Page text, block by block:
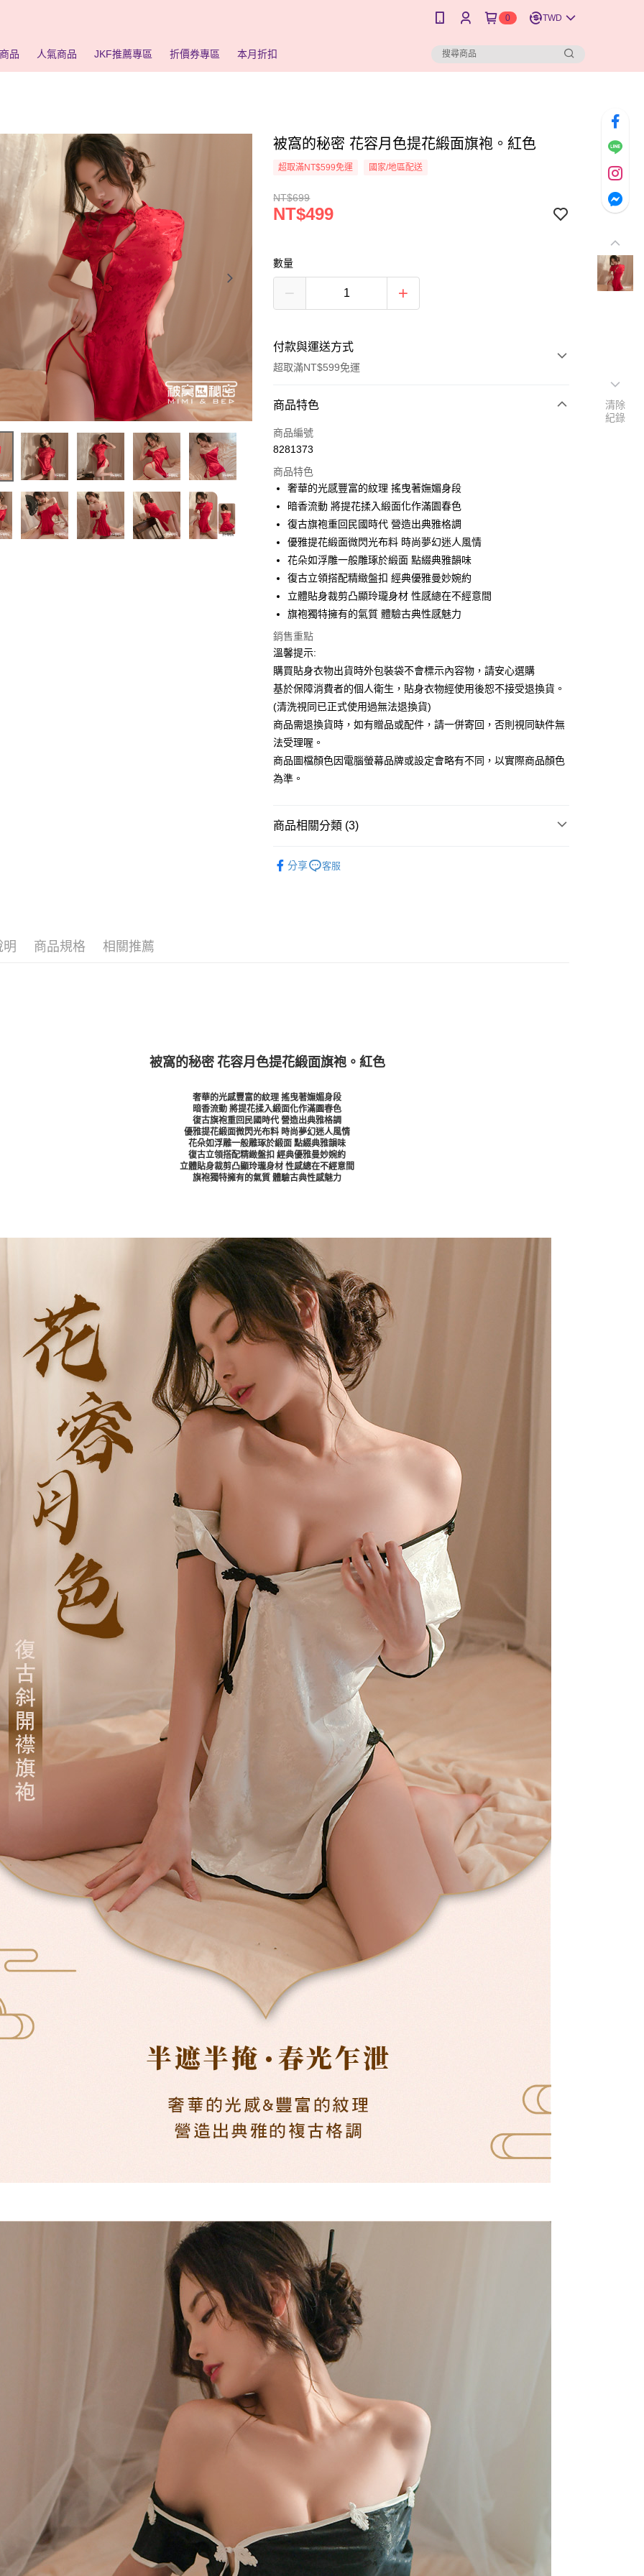
0 TWD
品 人氣商品 JKF推薦專區 折價券專區 本月折扣
被窩的秘密 花容月色提花緞面旗袍。紅色
超取滿NT$599免運 國家/地區配送
NT$699
NT$499
數量
付款與運送方式
超取滿NT$599免運
付款方式
信用卡一次付款
LINE Pay
Apple Pay
街口支付
悠遊付
ATM付款
運送方式
全家付款取貨
每筆NT$65，滿NT$599(含以上)免運費
7-11付款取貨
每筆NT$65，滿NT$599(含以上)免運費
宅配
每筆NT$80，滿NT$599(含以上)免運費
商品特色
商品編號
8281373
商品特色
奢華的光感豐富的紋理 搖曳著嫵媚身段
暗香流動 將提花揉入緞面化作滿園春色
復古旗袍重回民國時代 營造出典雅格調
優雅提花緞面微閃光布料 時尚夢幻迷人風情
花朵如浮雕一般雕琢於緞面 點綴典雅韻味
復古立領搭配精緻盤扣 經典優雅曼妙婉約
立體貼身裁剪凸顯玲瓏身材 性感總在不經意間
旗袍獨特擁有的氣質 體驗古典性感魅力
銷售重點
溫馨提示:
購買貼身衣物出貨時外包裝袋不會標示內容物，請安心選購
基於保障消費者的個人衛生，貼身衣物經使用後恕不接受退換貨。
(清洗視同已正式使用過無法退換貨)
商品需退換貨時，如有贈品或配件，請一併寄回，否則視同缺件無
法受理喔。
商品圖檔顏色因電腦螢幕品牌或設定會略有不同，以實際商品顏色
為準。
商品相關分類 (3)
分享 客服
明 商品規格 相關推薦
被窩的秘密 花容月色提花緞面旗袍。紅色
奢華的光感豐富的紋理 搖曳著嫵媚身段
暗香流動 將提花揉入緞面化作滿園春色
復古旗袍重回民國時代 營造出典雅格調
優雅提花緞面微閃光布料 時尚夢幻迷人風情
花朵如浮雕一般雕琢於緞面 點綴典雅韻味
復古立領搭配精緻盤扣 經典優雅曼妙婉約
立體貼身裁剪凸顯玲瓏身材 性感總在不經意間
旗袍獨特擁有的氣質 體驗古典性感魅力
清除
紀錄